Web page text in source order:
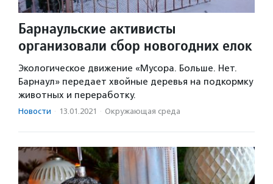
Барнаульские активисты
организовали сбор новогодних елок
Экологическое движение «Мусора. Больше. Нет.
Барнаул» передает хвойные деревья на подкормку
животных и переработку.
Новости · 13.01.2021 · Окружающая среда